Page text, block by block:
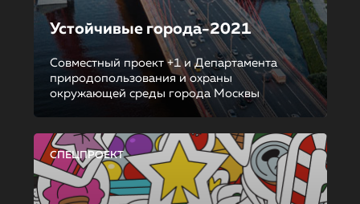
Устойчивые города-2021
Совместный проект +1 и Департамента
природопользования и охраны
окружающей среды города Москвы
СПЕЦПРОЕКТ